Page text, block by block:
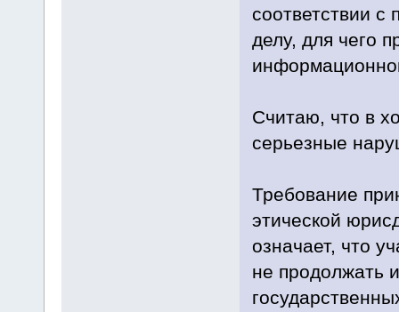
соответствии с
делу, для чего
Считаю, что в
серьезные
Требование
этической
означает, что
не продолжать